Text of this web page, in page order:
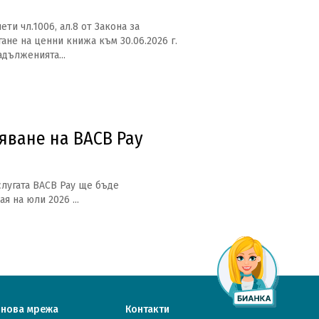
чл.1006, ал.8 от Закона за
на ценни книжа към 30.06.2026 г.
на BACB Pay
BACB Pay ще бъде
на юли 2026 ...
мрежа Контакти